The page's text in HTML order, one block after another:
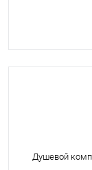
Душевой